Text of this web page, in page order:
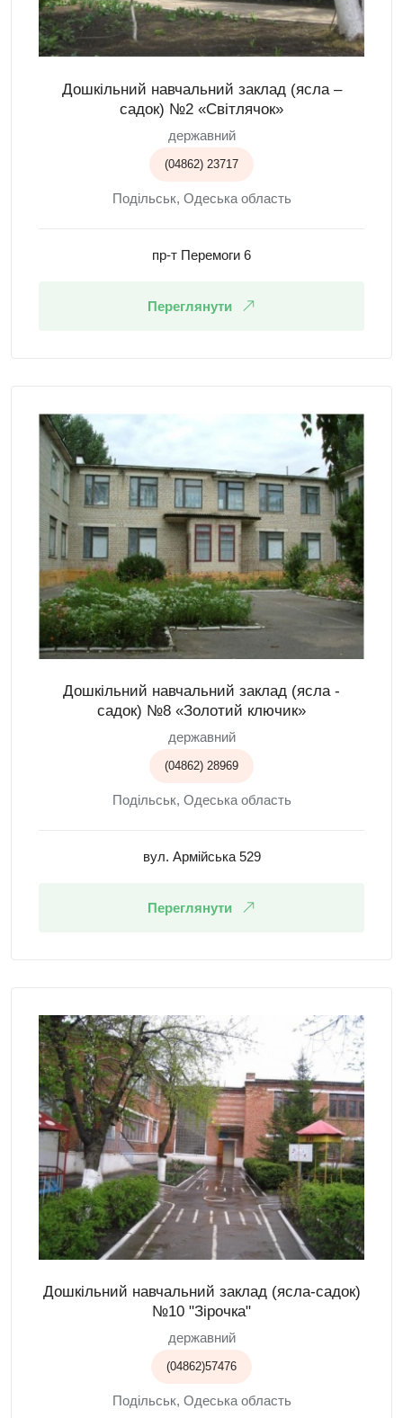
Дошкільний навчальний заклад (ясла –
садок) №2 «Світлячок»
державний
(04862) 23717
Подільськ, Одеська область
пр-т Перемоги 6
Переглянути
Дошкільний навчальний заклад (ясла -
садок) №8 «Золотий ключик»
державний
(04862) 28969
Подільськ, Одеська область
вул. Армійська 529
Переглянути
Дошкільний навчальний заклад (ясла-садок)
№10 "Зірочка"
державний
(04862)57476
Подільськ, Одеська область